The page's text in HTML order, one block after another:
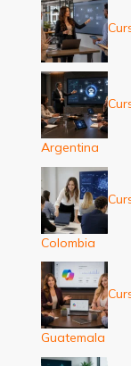
Argentina
Colombia
Guatemala